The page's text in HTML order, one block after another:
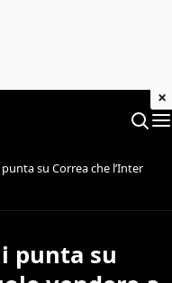
su Correa che l’Inter
punta su
×